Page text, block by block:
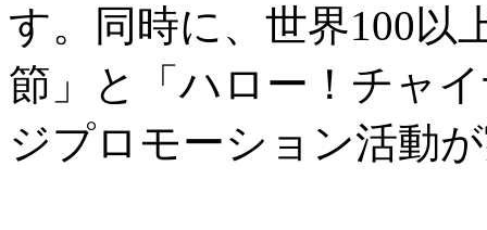
す。同時に、世界100以
節」と「ハロー！チャ
ジプロモーション活動